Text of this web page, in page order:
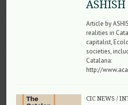
Article by
realities in
capitalist,
societies,
Catalana:
http://
CIC NEWS /